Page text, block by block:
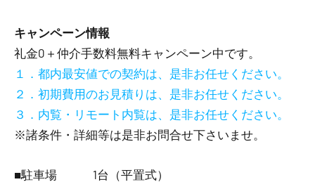
キャンペーン情報
礼金0 ＋ 仲介手数料無料キャンペーン中です。
１．都内最安値での契約は、是非お任せください。
２．初期費用のお見積りは、是非お任せください。
３．内覧・リモート内覧は、是非お任せください。
※諸条件・詳細等は是非お問合せ下さいませ。
■駐車場 1台（平置式）